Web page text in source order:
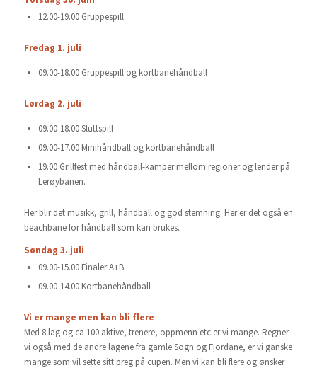
12.00-19.00 Gruppespill
Fredag 1. juli
09.00-18.00 Gruppespill og kortbanehåndball
Lørdag 2. juli
09.00-18.00 Sluttspill
09.00-17.00 Minihåndball og kortbanehåndball
19.00 Grillfest med håndball-kamper mellom regioner og lender på
Lerøybanen.
Her blir det musikk, grill, håndball og god stemning. Her er det også en
beachbane for håndball som kan brukes.
Søndag 3. juli
09.00-15.00 Finaler A+B
09.00-14.00 Kortbanehåndball
Vi er mange men kan bli flere
Med 8 lag og ca 100 aktive, trenere, oppmenn etc er vi mange. Regner
vi også med de andre lagene fra gamle Sogn og Fjordane, er vi ganske
mange som vil sette sitt preg på cupen. Men vi kan bli flere og ønsker